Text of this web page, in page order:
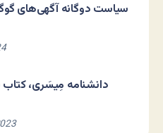
سیاست دوگانه آگهی‌های
دانشنامه مِیسَری،